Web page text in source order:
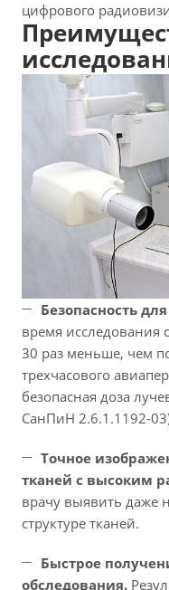
цифрового
Безопасность
время исследования
30 раз меньше, чем
трехчасового
безопасная доза
СанПиН 2.6.1.1192-
Точное
тканей с высоким
врачу выявить даже
структуре тканей.
Быстрое
обследования.